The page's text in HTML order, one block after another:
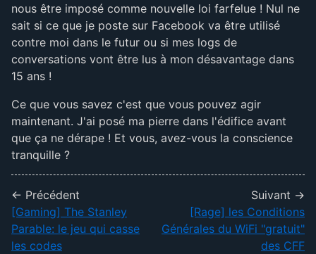
nous être imposé comme nouvelle loi farfelue ! Nul ne
sait si ce que je poste sur Facebook va être utilisé
contre moi dans le futur ou si mes logs de
conversations vont être lus à mon désavantage dans
15 ans !
Ce que vous savez c'est que vous pouvez agir
maintenant. J'ai posé ma pierre dans l'édifice avant
que ça ne dérape ! Et vous, avez-vous la conscience
tranquille ?
← Précédent
[Gaming] The Stanley
Parable: le jeu qui casse
les codes
Suivant →
[Rage] les Conditions
Générales du WiFi "gratuit"
des CFF